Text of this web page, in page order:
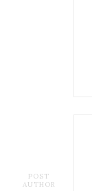
POST
AUTHOR